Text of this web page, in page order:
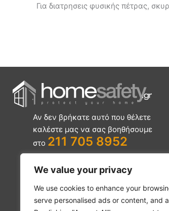
We value your privacy
We use cookies to enhance your
serve personalised ads or content, and
Για διατρησεις φυσικής πέτρας,
Αν δεν βρήκατε αυτό που θέλετε
καλέστε μας να σας βοηθήσουμε
στο 211 705 8952
Χλόης 66 ,
info@homesafety.gr